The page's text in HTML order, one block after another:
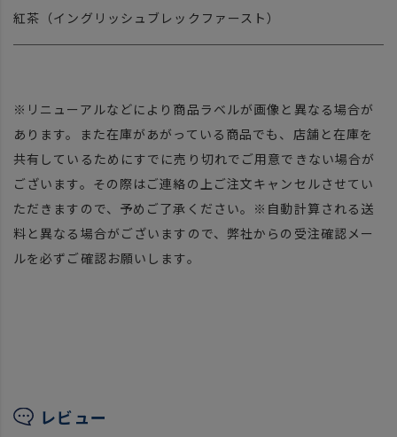
紅茶（イングリッシュブレックファースト）
※リニューアルなどにより商品ラベルが画像と異なる場合が
あります。また在庫があがっている商品でも、店舗と在庫を
共有しているためにすでに売り切れでご用意できない場合が
ございます。その際はご連絡の上ご注文キャンセルさせてい
ただきますので、予めご了承ください。※自動計算される送
料と異なる場合がございますので、弊社からの受注確認メー
ルを必ずご確認お願いします。
レビュー